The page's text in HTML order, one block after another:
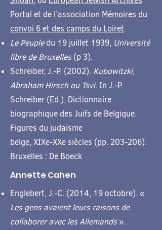
Portal et de l’association Mémoires du
convoi 6 et des camps du Loiret.
Le Peupledu 19 juillet 1939, Université
libre de Bruxelles(p 3).
Schreiber, J.-P. (2002). Kubowitzki,
Abraham Hirsch ou Tsvi. In J.-P.
Schreiber (Ed.), Dictionnaire
biographique des Juifs de Belgique.
Figures du judaïsme
belge, XIXe-XXe siècles (pp. 203-206).
Bruxelles : De Boeck
Annette Cahen
Englebert, J.-C. (2014, 19 octobre). «
Les gens avaient leurs raisons de
collaborer avec les Allemands».